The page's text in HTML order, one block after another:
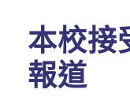
本校接
報道